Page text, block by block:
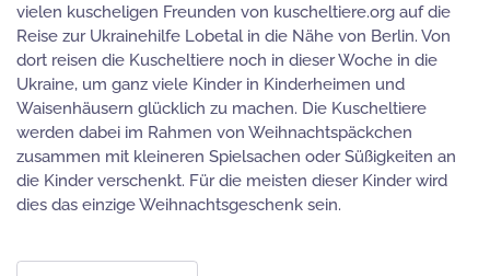
vielen kuscheligen Freunden von kuscheltiere.org auf die
Reise zur Ukrainehilfe Lobetal in die Nähe von Berlin. Von
dort reisen die Kuscheltiere noch in dieser Woche in die
Ukraine, um ganz viele Kinder in Kinderheimen und
Waisenhäusern glücklich zu machen. Die Kuscheltiere
werden dabei im Rahmen von Weihnachtspäckchen
zusammen mit kleineren Spielsachen oder Süßigkeiten an
die Kinder verschenkt. Für die meisten dieser Kinder wird
dies das einzige Weihnachtsgeschenk sein.